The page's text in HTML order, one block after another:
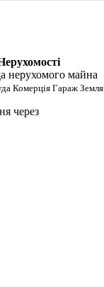
нерухомого майна
Комерція Гараж Земля
через